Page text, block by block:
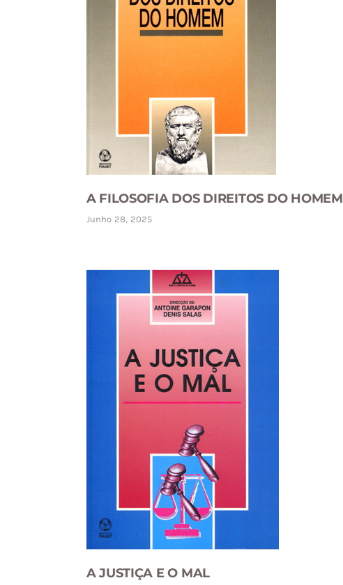
A FILOSOFIA DOS DIREITOS DO HOMEM
Junho 28, 2025
A JUSTIÇA E O MAL